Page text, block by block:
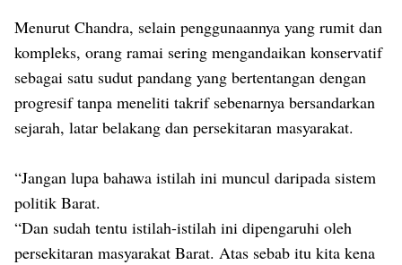
Menurut Chandra, selain penggunaannya yang rumit dan
kompleks, orang ramai sering mengandaikan konservatif
sebagai satu sudut pandang yang bertentangan dengan
progresif tanpa meneliti takrif sebenarnya bersandarkan
sejarah, latar belakang dan persekitaran masyarakat.
“Jangan lupa bahawa istilah ini muncul daripada sistem
politik Barat.
“Dan sudah tentu istilah-istilah ini dipengaruhi oleh
persekitaran masyarakat Barat. Atas sebab itu kita kena